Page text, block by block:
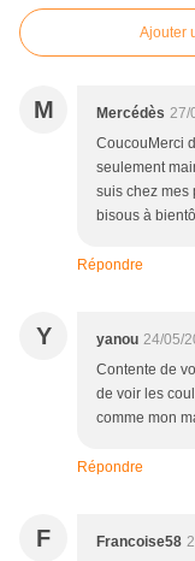
Ajouter
M Mercédès 27/
CoucouMerci
seulement
suis chez mes
bisous à
Répondre
Y yanou 24/05/
Contente de
de voir les
comme mon
Répondre
F Francoise58